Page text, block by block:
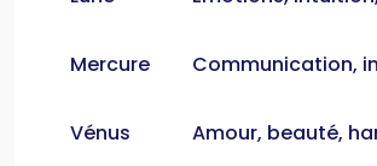
Mercure Communication,
Vénus Amour, beauté,